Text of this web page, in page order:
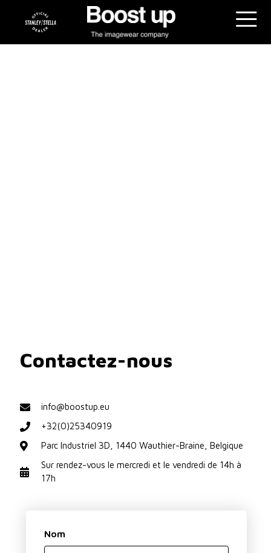
Contactez-nous
info@boostup.eu
+32(0)25340919
Parc Industriel 3D, 1440 Wauthier-Braine, Belgique
Sur rendez-vous le mercredi et le vendredi de 14h à
17h
Nom